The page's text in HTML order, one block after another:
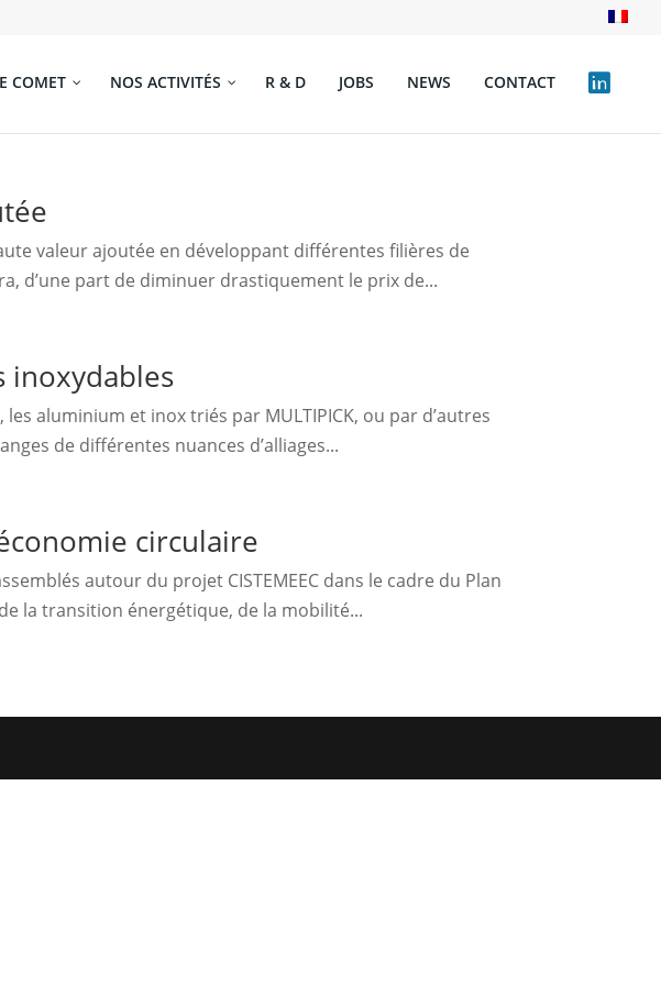
COMET NOS ACTIVITÉS R & D JOBS NEWS CONTACT
valeur ajoutée en développant différentes filières de
d’une part de diminuer drastiquement le prix de...
inoxydables
aluminium et inox triés par MULTIPICK, ou par d’autres
de différentes nuances d’alliages...
circulaire
autour du projet CISTEMEEC dans le cadre du Plan
la transition énergétique, de la mobilité...